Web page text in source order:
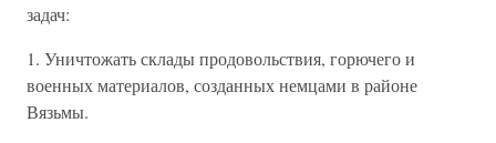
задач:
1. Уничтожать склады продовольствия, горючего и
военных материалов, созданных немцами в районе
Вязьмы.